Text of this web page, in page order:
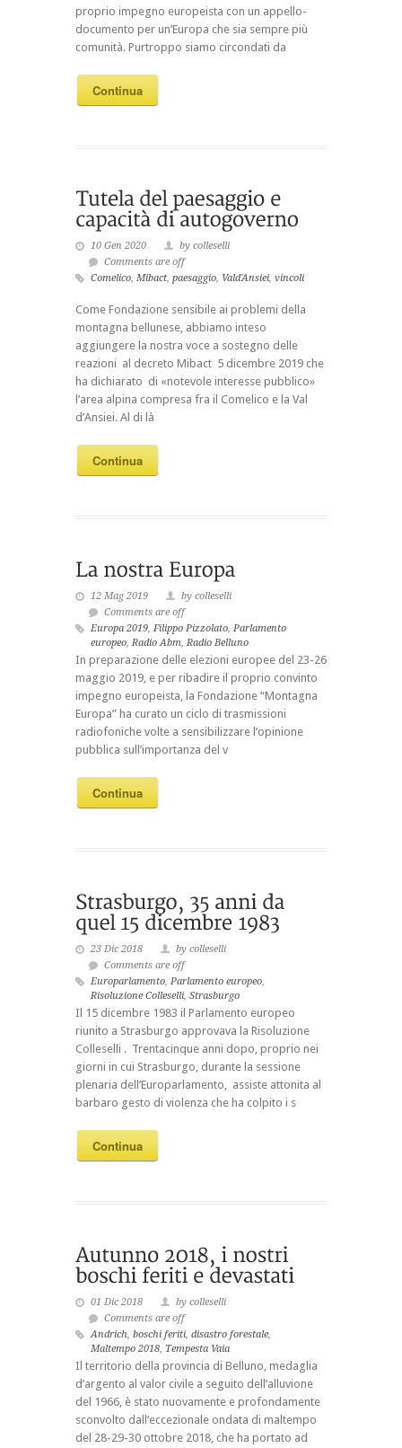
proprio impegno europeista con un appello-
documento per un’Europa che sia sempre più
comunità. Purtroppo siamo circondati da
Continua
10 Gen 2020
by colleselli
Comments are off
Comelico, Mibact, paesaggio, Vald'Ansiei, vincoli
Come Fondazione sensibile ai problemi della
montagna bellunese, abbiamo inteso
aggiungere la nostra voce a sostegno delle
reazioni al decreto Mibact 5 dicembre 2019 che
ha dichiarato di «notevole interesse pubblico»
l’area alpina compresa fra il Comelico e la Val
d’Ansiei. Al di là
Continua
12 Mag 2019
by colleselli
Comments are off
Europa 2019, Filippo Pizzolato, Parlamento
europeo,Radio Abm,Radio Belluno
In preparazione delle elezioni europee del 23-26
maggio 2019, e per ribadire il proprio convinto
impegno europeista, la Fondazione “Montagna
Europa” ha curato un ciclo di trasmissioni
radiofoniche volte a sensibilizzare l’opinione
pubblica sull’importanza del v
Continua
23 Dic 2018
by colleselli
Comments are off
Europarlamento, Parlamento europeo,
Risoluzione Colleselli, Strasburgo
Il 15 dicembre 1983 il Parlamento europeo
riunito a Strasburgo approvava la Risoluzione
Colleselli . Trentacinque anni dopo, proprio nei
giorni in cui Strasburgo, durante la sessione
plenaria dell’Europarlamento, assiste attonita al
barbaro gesto di violenza che ha colpito i s
Continua
01 Dic 2018
by colleselli
Comments are off
Andrich, boschi feriti, disastro forestale,
Maltempo 2018, Tempesta Vaia
Il territorio della provincia di Belluno, medaglia
d’argento al valor civile a seguito dell’alluvione
del 1966, è stato nuovamente e profondamente
sconvolto dall’eccezionale ondata di maltempo
del 28-29-30 ottobre 2018, che ha portato ad